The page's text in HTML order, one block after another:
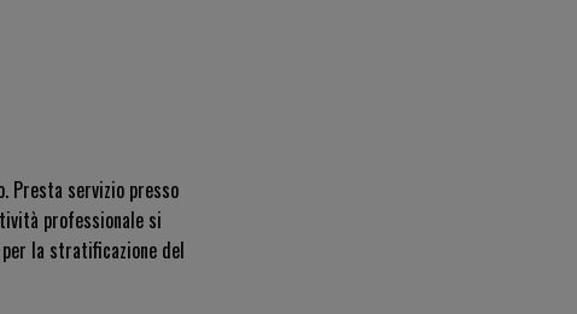
Presta servizio presso
professionale si
la stratificazione del